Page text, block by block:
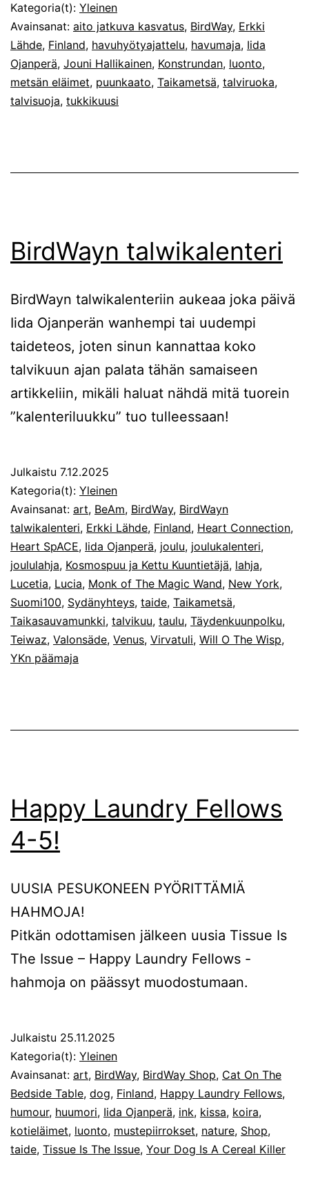
Kategoria(t): Yleinen
Avainsanat: aito jatkuva kasvatus, BirdWay, Erkki
Lähde, Finland, havuhyötyajattelu, havumaja, Iida
Ojanperä, Jouni Hallikainen, Konstrundan, luonto,
metsän eläimet, puunkaato, Taikametsä, talviruoka,
talvisuoja, tukkikuusi
BirdWayn talwikalenteri
BirdWayn talwikalenteriin aukeaa joka päivä
Iida Ojanperän wanhempi tai uudempi
taideteos, joten sinun kannattaa koko
talvikuun ajan palata tähän samaiseen
artikkeliin, mikäli haluat nähdä mitä tuorein
”kalenteriluukku” tuo tulleessaan!
Julkaistu 7.12.2025
Kategoria(t): Yleinen
Avainsanat: art, BeAm, BirdWay, BirdWayn
talwikalenteri, Erkki Lähde, Finland, Heart Connection,
Heart SpACE, Iida Ojanperä, joulu, joulukalenteri,
joululahja, Kosmospuu ja Kettu Kuuntietäjä, lahja,
Lucetia, Lucia, Monk of The Magic Wand, New York,
Suomi100, Sydänyhteys, taide, Taikametsä,
Taikasauvamunkki, talvikuu, taulu, Täydenkuunpolku,
Teiwaz, Valonsäde, Venus, Virvatuli, Will O The Wisp,
YKn päämaja
Happy Laundry Fellows
4-5!
UUSIA PESUKONEEN PYÖRITTÄMIÄ
HAHMOJA!
Pitkän odottamisen jälkeen uusia Tissue Is
The Issue – Happy Laundry Fellows -
hahmoja on päässyt muodostumaan.
Julkaistu 25.11.2025
Kategoria(t): Yleinen
Avainsanat: art, BirdWay, BirdWay Shop, Cat On The
Bedside Table, dog, Finland, Happy Laundry Fellows,
humour, huumori, Iida Ojanperä, ink, kissa, koira,
kotieläimet, luonto, mustepiirrokset, nature, Shop,
taide, Tissue Is The Issue, Your Dog Is A Cereal Killer